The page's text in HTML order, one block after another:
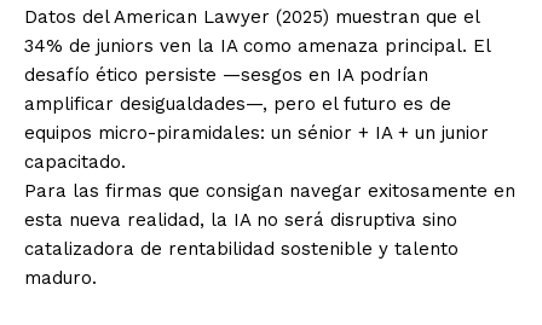
Datos del American Lawyer (2025) muestran que el
34% de juniors ven la IA como amenaza principal. El
desafío ético persiste —sesgos en IA podrían
amplificar desigualdades—, pero el futuro es de
equipos micro-piramidales: un sénior + IA + un junior
capacitado.
Para las firmas que consigan navegar exitosamente en
esta nueva realidad, la IA no será disruptiva sino
catalizadora de rentabilidad sostenible y talento
maduro.